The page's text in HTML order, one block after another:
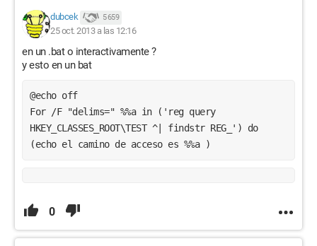
dubcek 5 659
25 oct. 2013 a las 12:16
en un .bat o interactivamente ?
y esto en un bat
@echo off
For /F "delims=" %%a in ('reg query
HKEY_CLASSES_ROOT\TEST ^| findstr REG_') do
(echo el camino de acceso es %%a )
0